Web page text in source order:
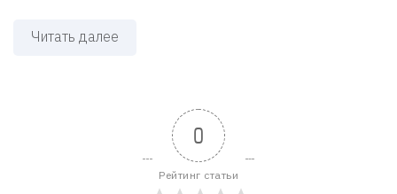
Читать далее
0
Рейтинг статьи